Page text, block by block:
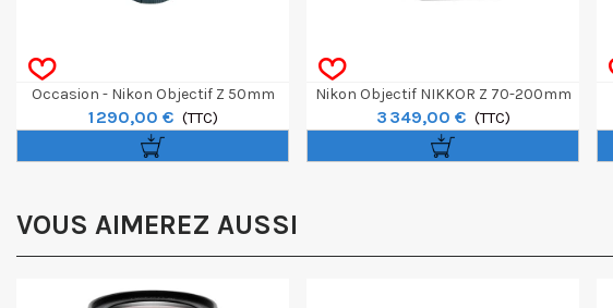
Occasion - Nikon Objectif Z 50mm
F/1.2 S
1 290,00 € (TTC)
Nikon Objectif NIKKOR Z 70-200mm
F/2.8 VR S II
3 349,00 € (TTC)
VOUS AIMEREZ AUSSI